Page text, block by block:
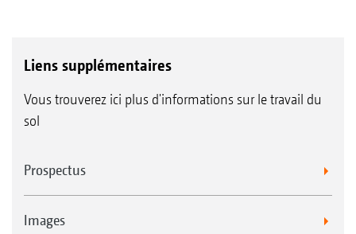
Liens supplémentaires
Vous trouverez ici plus d'informations sur le travail du
sol
Prospectus
Images